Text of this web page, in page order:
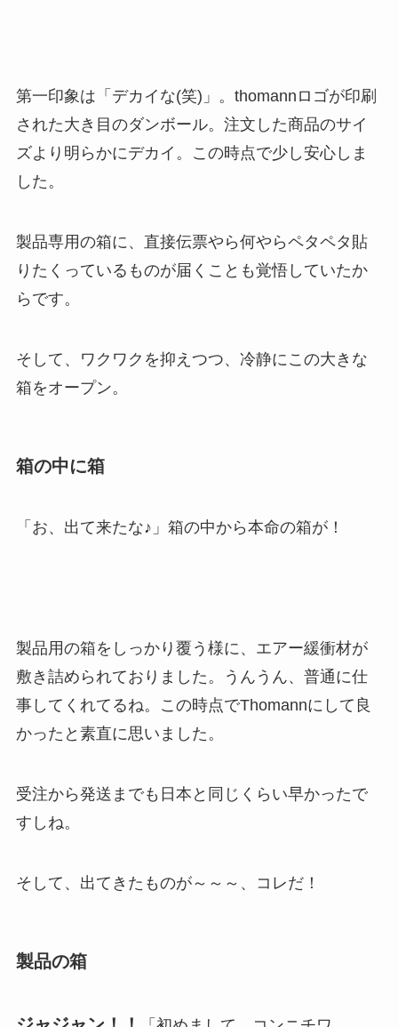
第一印象は「デカイな(笑)」。thomannロゴが印刷
された大き目のダンボール。注文した商品のサイ
ズより明らかにデカイ。この時点で少し安心しま
した。
製品専用の箱に、直接伝票やら何やらペタペタ貼
りたくっているものが届くことも覚悟していたか
らです。
そして、ワクワクを抑えつつ、冷静にこの大きな
箱をオープン。
箱の中に箱
「お、出て来たな♪」箱の中から本命の箱が！
製品用の箱をしっかり覆う様に、エアー緩衝材が
敷き詰められておりました。うんうん、普通に仕
事してくれてるね。この時点でThomannにして良
かったと素直に思いました。
受注から発送までも日本と同じくらい早かったで
すしね。
そして、出てきたものが～～～、コレだ！
製品の箱